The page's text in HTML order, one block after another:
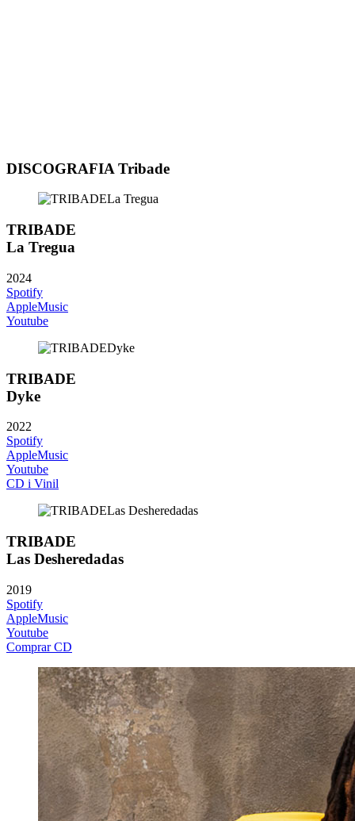
DISCOGRAFIA Tribade
TRIBADE
La Tregua
2024
Spotify
AppleMusic
Youtube
TRIBADE
Dyke
2022
Spotify
AppleMusic
Youtube
CD i Vinil
TRIBADE
Las Desheredadas
2019
Spotify
AppleMusic
Youtube
Comprar CD